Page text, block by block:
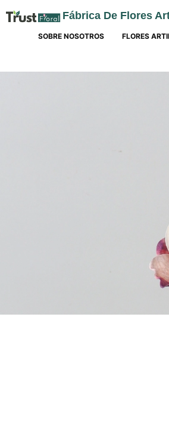
Fábrica De Flores
SOBRE NOSOTROS FLORES